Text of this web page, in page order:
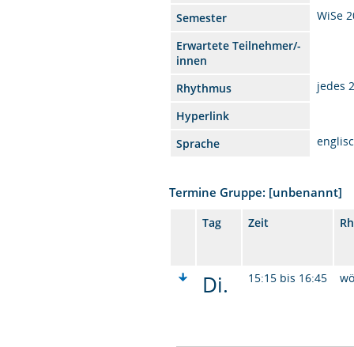
Semester
WiSe
Erwartete Teilnehmer/-
innen
Rhythmus
jedes
Hyperlink
Sprache
Termine Gruppe: [unbenannt]
Tag Zeit
Di. 15:15 bis 16:45